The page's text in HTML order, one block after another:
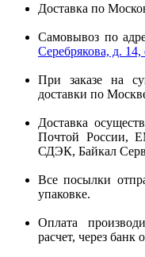
Доставка по
Самовывоз по
Серебрякова, д. 14,
При заказе на
доставки по
Доставка
Почтой России,
СДЭК, Байкал
Все посылки
упаковке.
Оплата
расчет, через